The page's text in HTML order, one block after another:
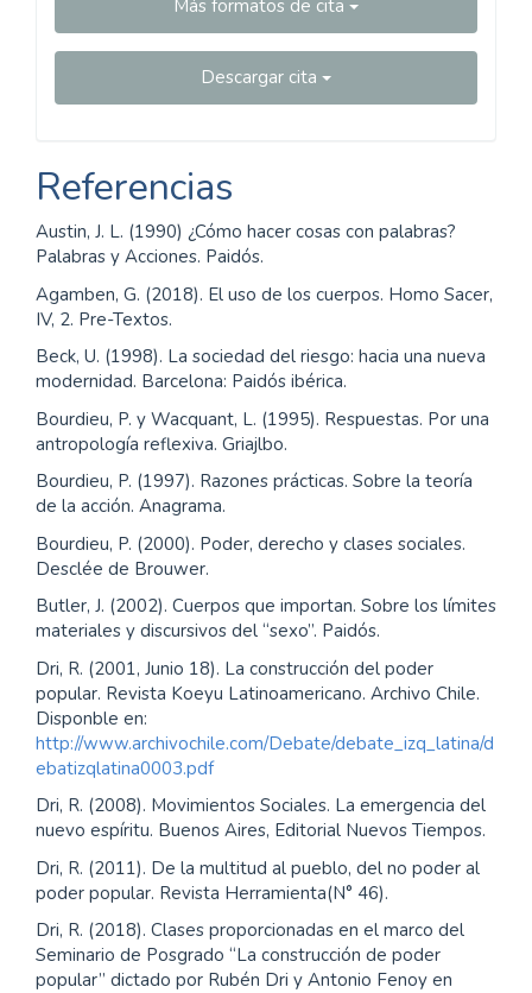
Cómo citar
García, M. (2023). Teologías Feministas y
Movimientos de Mujeres en Argentina: aportes para
MEDIACIONES,19 (31), 117-130.
https://doi.org/10.26620/uniminuto.mediaciones.19.3
1.2023.117-130
Más formatos de cita
Descargar cita
Referencias
Austin, J. L. (1990) ¿Cómo hacer cosas con palabras?
Palabras y Acciones. Paidós.
Agamben, G. (2018). El uso de los cuerpos. Homo Sacer,
IV, 2. Pre-Textos.
Beck, U. (1998). La sociedad del riesgo: hacia una nueva
modernidad. Barcelona: Paidós ibérica.
Bourdieu, P. y Wacquant, L. (1995). Respuestas. Por una
antropología reflexiva. Griajlbo.
Bourdieu, P. (1997). Razones prácticas. Sobre la teoría
de la acción. Anagrama.
Bourdieu, P. (2000). Poder, derecho y clases sociales.
Desclée de Brouwer.